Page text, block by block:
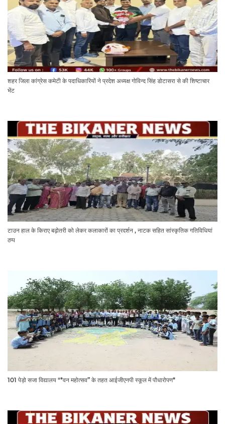
शहर जिला कांग्रेस कमेटी के पदाधिकारियों ने प्रदेश अध्यक्ष गोविन्द सिंह डोटासरा से की शिष्टाचार
भेंट
टाउन हाल के किराए बढ़ोतरी को लेकर कलाकारों का प्रदर्शन , नाटक सहित सांस्कृतिक गतिविधियां
ठप्प
101 पेड़ो सजा विद्यालय "*वन महोत्सव” के तहत आईजीएनपी स्कूल में पौधारोपण*